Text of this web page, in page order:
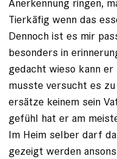
Anerkennung ringen,
Tierkäfig wenn das
Dennoch ist es mir
besonders in
gedacht wieso kann
musste versucht es
ersätze keinem sein
gefühl hat er am
Im Heim selber darf
gezeigt werden